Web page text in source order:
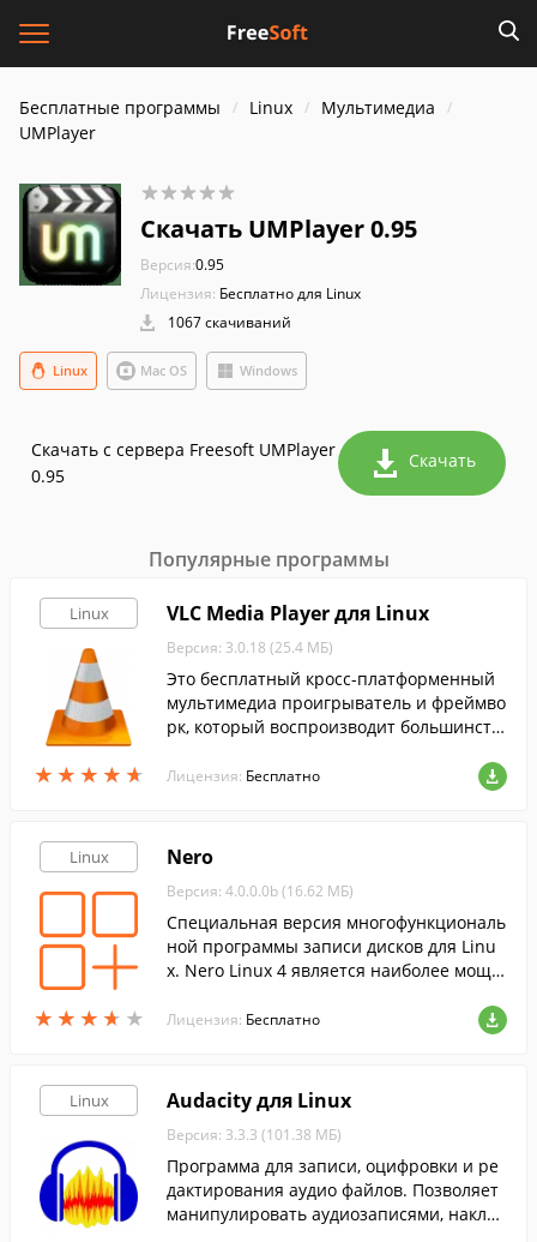
Бесплатные программы Linux
Мультимедиа
UMPlayer
Скачать UMPlayer 0.95
Версия:0.95
Лицензия: Бесплатно для Linux
1067 скачиваний
Mac OS Windows
Linux
Скачать с сервера Freesoft UMPlayer
0.95
Скачать
Популярные программы
Linux
★ ★ ★ ★ ★
★ ★ ★ ★ ★
VLC Media Player для Linux
Версия: 3.0.18 (25.4 МБ)
Это бесплатный кросс-платформенный
мультимедиа проигрыватель и фреймво
рк, который воспроизводит большинств
Audio CD, VCD и т.д.
Лицензия: Бесплатно
Linux
★ ★ ★ ★ ★
★ ★ ★ ★ ★
Nero
Версия: 4.0.0.0b (16.62 МБ)
Cпециальная версия многофункциональ
ной программы записи дисков для Linu
x. Nero Linux 4 является наиболее мощн
записи в ОС Linux.
Лицензия: Бесплатно
Linux Audacity для Linux
Версия: 3.3.3 (101.38 МБ)
Программа для записи, оцифровки и ре
дактирования аудио файлов. Позволяет
манипулировать аудиозаписями, наклад